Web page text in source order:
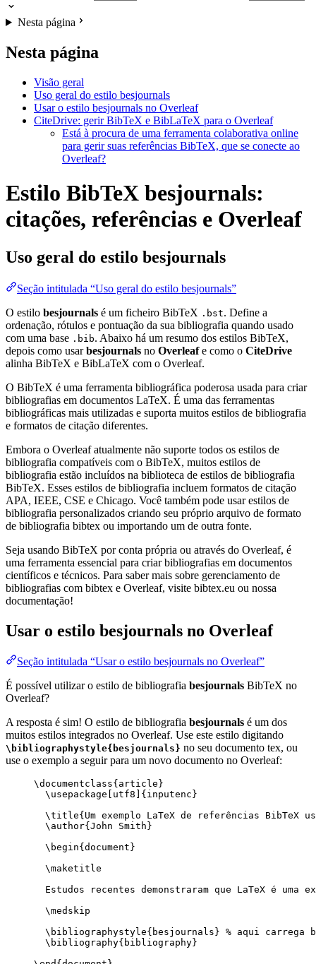
Nesta página
Nesta página
Visão geral
Uso geral do estilo besjournals
Usar o estilo besjournals no Overleaf
CiteDrive: gerir BibTeX e BibLaTeX para o Overleaf
Está à procura de uma ferramenta colaborativa online
para gerir suas referências BibTeX, que se conecte ao
Overleaf?
Estilo BibTeX besjournals:
citações, referências e Overleaf
Uso geral do estilo besjournals
Seção intitulada “Uso geral do estilo besjournals”
O estilo besjournals é um ficheiro BibTeX .bst. Define a
ordenação, rótulos e pontuação da sua bibliografia quando usado
com uma base .bib. Abaixo há um resumo dos estilos BibTeX,
depois como usarbesjournals no Overleafe como o CiteDrive
alinha BibTeX e BibLaTeX com o Overleaf.
O BibTeX é uma ferramenta bibliográfica poderosa usada para criar
bibliografias em documentos LaTeX. É uma das ferramentas
bibliográficas mais utilizadas e suporta muitos estilos de bibliografia
e formatos de citação diferentes.
Embora o Overleaf atualmente não suporte todos os estilos de
bibliografia compatíveis com o BibTeX, muitos estilos de
bibliografia estão incluídos na biblioteca de estilos de bibliografia
BibTeX. Esses estilos de bibliografia incluem formatos de citação
APA, IEEE, CSE e Chicago. Você também pode usar estilos de
bibliografia personalizados criando seu próprio arquivo de formato
de bibliografia bibtex ou importando um de outra fonte.
Seja usando BibTeX por conta própria ou através do Overleaf, é
uma ferramenta essencial para criar bibliografias em documentos
científicos e técnicos. Para saber mais sobre gerenciamento de
bibliografias com bibtex e Overleaf, visite bibtex.eu ou nossa
documentação!
Usar o estilo besjournals no Overleaf
Seção intitulada “Usar o estilo besjournals no Overleaf”
É possível utilizar o estilo de bibliografia besjournals BibTeX no
Overleaf?
A resposta é sim! O estilo de bibliografia besjournals é um dos
muitos estilos integrados no Overleaf. Use este estilo digitando
\bibliographystyle{besjournals} no seu documento tex, ou
use o exemplo a seguir para um novo documento no Overleaf:
\documentclass{ article }
\usepackage
utf8 ]{ inputenc }
\title{Um exemplo LaTeX de referências
\author{John Smith}
\begin{ document }
\maketitle
Estudos recentes demonstraram que LaTeX é
\medskip
\bibliographystyle{besjournals} % aqui carrega
\bibliography{bibliography}